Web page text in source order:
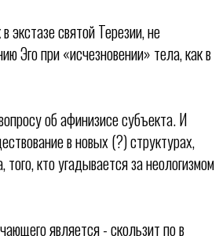
экстазе святой Терезии, не
Эго при «исчезновении» тела, как в
об афинизисе субъекта. И
в новых (?) структурах,
кто угадывается за неологизмом
является - скользит по в